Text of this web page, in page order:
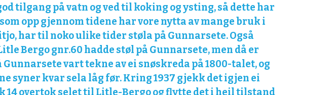
tilgang på vatn og ved til koking og ysting, så dette har
opp gjennom tidene har vore nytta av mange bruk i
har til noko ulike tider støla på Gunnars­ete. Også
Bergo gnr.60 hadde støl på Gunnarsete, men då er
vart tekne av ei snøskreda på 1800-talet, og
syner kvar sela låg før. Kring 1937 gjekk det igjen ei
14 overtok selet til Litle-Bergo og flytte det i heil tilstand